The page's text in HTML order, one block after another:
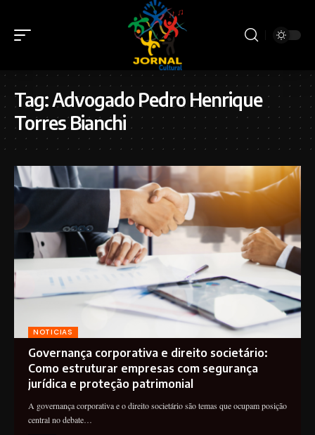
Tag:Advogado Pedro Henrique
Torres Bianchi
NOTICIAS
Governança corporativa e direito societário:
Como estruturar empresas com segurança
jurídica e proteção patrimonial
A governança corporativa e o direito societário são temas que ocupam posição
central no debate…